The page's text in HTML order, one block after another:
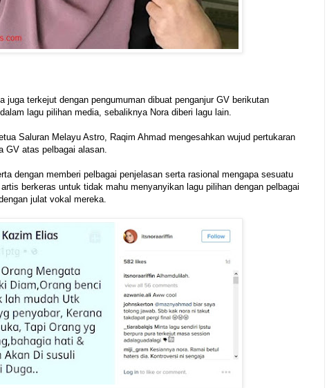
juga terkejut dengan pengumuman dibuat penganjur GV berikutan
lagu pilihan media, sebaliknya Nora diberi lagu lain.
Saluran Melayu Astro, Raqim Ahmad mengesahkan wujud pertukaran
GV atas pelbagai alasan.
dengan memberi pelbagai penjelasan serta rasional mengapa sesuatu
berkeras untuk tidak mahu menyanyikan lagu pilihan dengan pelbagai
julat vokal mereka.